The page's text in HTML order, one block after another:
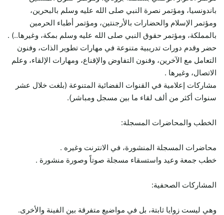
باندونسيا، ومؤتمر نصرة النبي صلى الله عليه وسلم بالبحرين،
ومؤتمر الإسلام والحضارات بالأرجنتين، ومؤتمر أطباء الحرمين
بالمملكة، ومؤتمر حقوق النبي صلى الله عليه وسلم بمكة، وغيرها..) .
حضر وقدم دورات تدريبية متنوعة في مهارات تطوير الذات، وفنون
التعامل مع الآخرين، وفنون التفاوض والإقناع، ومهارات الإلقاء، وعلم
الاتصال، وغيرها .
مشاركات إعلامية في القنوات الفضائية المتنوعة (بلغت خلال عشر
سنوات أكثر من ألف لقاء ما بين مسجل ومباشر).
الخطب والمحاضرات المسجلة:
محاضرات المسجلة المنشورة، في الانترنت وغيره .
خطب جمعة وعيد واستسقاء مسجلة صوتاً وصورة منشورة .
المشاركات الصحفية:
وهي ليست زوايا ثابتة، بل في مواضيع متفرقة بين الفينة والأخرى.